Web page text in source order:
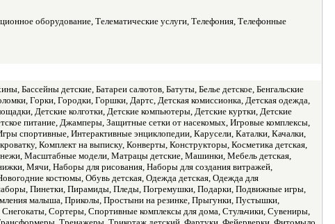
оборудование, Телематические услуги, Телефония, Телефонные
Бассейны детские, Батареи салютов, Батуты, Белье детское, Бенгальские
Горки, Городки, Горшки, Дартс, Детская комиссионка, Детская одежда,
Детские колготки, Детские компьютеры, Детские куртки, Детские
питание, Джамперы, Защитные сетки от насекомых, Игровые комплексы,
спортивные, Интерактивные энциклопедии, Карусели, Каталки, Качалки,
Комплект на выписку, Конверты, Конструкторы, Косметика детская,
Масштабные модели, Матрацы детские, Машинки, Мебель детская,
Мячи, Наборы для рисования, Наборы для создания витражей,
костюмы, Обувь детская, Одежда детская, Одежда для
Пинетки, Пирамиды, Пледы, Погремушки, Подарки, Подвижные игры,
малыша, Приколы, Простыни на резинке, Прыгунки, Пустышки,
Сортеры, Спортивные комплексы для дома, Стульчики, Сувениры,